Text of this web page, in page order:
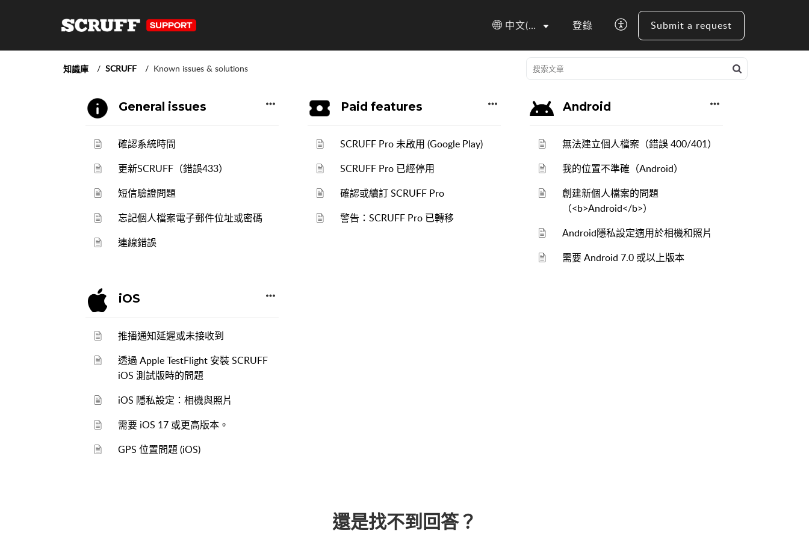
中文(台灣) 登錄 Submit a request
知識庫 SCRUFF Known issues & solutions
General issues
確認系統時間
更新SCRUFF（錯誤433）
短信驗證問題
忘記個人檔案電子郵件位址或密碼
連線錯誤
Paid features
SCRUFF Pro 未啟用 (Google Play)
SCRUFF Pro 已經停用
確認或續訂 SCRUFF Pro
警告：SCRUFF Pro 已轉移
Android
無法建立個人檔案（錯誤 400/401）
我的位置不準確（Android）
創建新個人檔案的問題
（<b>Android</b>）
Android隱私設定適用於相機和照片
需要 Android 7.0 或以上版本
iOS
推播通知延遲或未接收到
透過 Apple TestFlight 安裝 SCRUFF
iOS 測試版時的問題
iOS 隱私設定：相機與照片
需要 iOS 17 或更高版本。
GPS 位置問題 (iOS)
還是找不到回答？